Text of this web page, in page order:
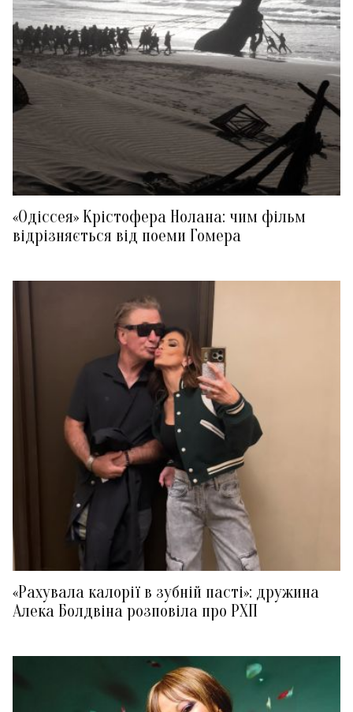
«Одіссея» Крістофера Нолана: чим фільм
відрізняється від поеми Гомера
«Рахувала калорії в зубній пасті»: дружина
Алека Болдвіна розповіла про РХП